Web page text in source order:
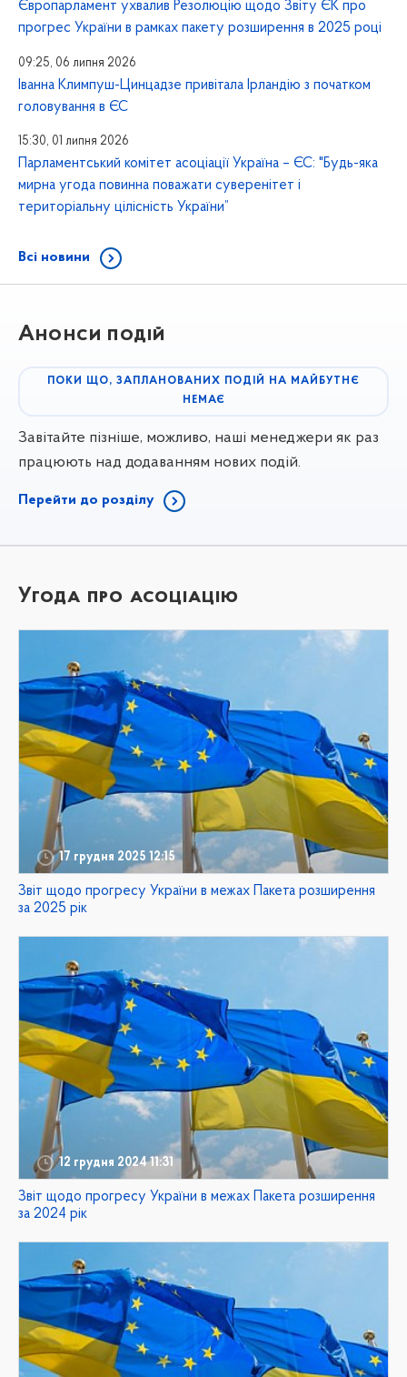
Європарламент ухвалив Резолюцію щодо Звіту ЄК про
прогрес України в рамках пакету розширення в 2025 році
09:25, 06 липня 2026
Іванна Климпуш-Цинцадзе привітала Ірландію з початком
головування в ЄС
15:30, 01 липня 2026
Парламентський комітет асоціації Україна – ЄС: "Будь-яка
мирна угода повинна поважати суверенітет і
територіальну цілісність України”
Всі новини
Анонси подій
ПОКИ ЩО, ЗАПЛАНОВАНИХ ПОДІЙ НА МАЙБУТНЄ
НЕМАЄ
Завітайте пізніше, можливо, наші менеджери як раз
працюють над додаванням нових подій.
Перейти до розділу
Угода про асоціацію
17 грудня 2025 12:15
Звіт щодо прогресу України в межах Пакета розширення
за 2025 рік
12 грудня 2024 11:31
Звіт щодо прогресу України в межах Пакета розширення
за 2024 рік